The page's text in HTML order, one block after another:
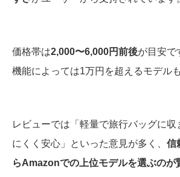
価格帯は2,000〜6,000円前後が目安で
機能によっては1万円を超えるモデル
レビューでは「軽量で旅行バッグに収
にくく安心」といった意見が多く、 信
らAmazonでの上位モデルを選ぶのが